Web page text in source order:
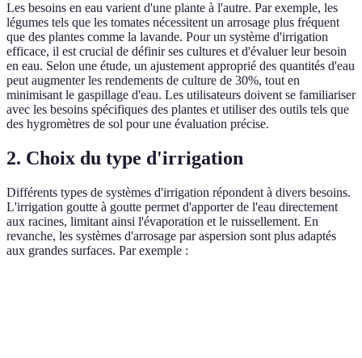
Les besoins en eau varient d'une plante à l'autre. Par exemple, les
légumes tels que les tomates nécessitent un arrosage plus fréquent
que des plantes comme la lavande. Pour un système d'irrigation
efficace, il est crucial de définir ses cultures et d'évaluer leur besoin
en eau. Selon une étude, un ajustement approprié des quantités d'eau
peut augmenter les rendements de culture de 30%, tout en
minimisant le gaspillage d'eau. Les utilisateurs doivent se familiariser
avec les besoins spécifiques des plantes et utiliser des outils tels que
des hygromètres de sol pour une évaluation précise.
2. Choix du type d'irrigation
Différents types de systèmes d'irrigation répondent à divers besoins.
L'irrigation goutte à goutte permet d'apporter de l'eau directement
aux racines, limitant ainsi l'évaporation et le ruissellement. En
revanche, les systèmes d'arrosage par aspersion sont plus adaptés
aux grandes surfaces. Par exemple :